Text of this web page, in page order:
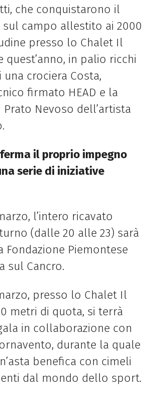
che conquistarono il
campo allestito ai 2000
presso lo Chalet Il
quest’anno, in palio ricchi
una crociera Costa,
firmato HEAD e la
Prato Nevoso dell’artista
il proprio impegno
serie di iniziative
l’intero ricavato
(dalle 20 alle 23) sarà
Piemontese
sul Cancro.
presso lo Chalet Il
metri di quota, si terrà
in collaborazione con
durante la quale
benefica con cimeli
dal mondo dello sport.